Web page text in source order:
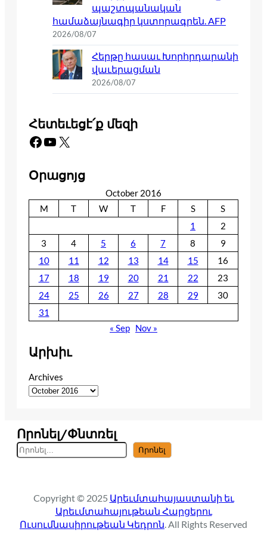
պաշտպանական
համաձայնագիր կստորագրեն. AFP
2026/08/07
Հերթը հասաւ Խորհրդարանի
վաւերացման
2026/08/07
Հետեւեցէ՛ք մեզի
Facebook YouTube X
Օրացոյց
October 2016
M
T W T F S
S
1
2
3
4 5 6 7 8
9
10
11 12 13 14 15
16
17
18 19 20 21 22
23
24
25 26 27 28 29
30
31
« Sep Nov »
Արխիւ
Archives
Որոնել/Փնտռել
S
e
c
h
Որոնել
Copyright © 2025 Արեւմտահայաստանի եւ
Արեւմտահայութեան Հարցերու
Ուսումնասիրութեան Կեդրոն . All Rights Reserved